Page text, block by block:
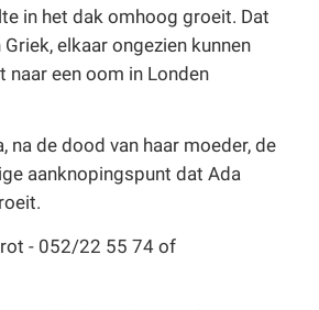
in het dak omhoog groeit. Dat
elkaar ongezien kunnen
een oom in Londen
de dood van haar moeder, de
aanknopingspunt dat Ada
- 052/22 55 74 of